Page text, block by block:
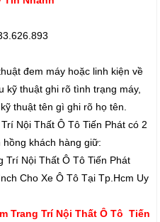
đem máy hoặc linh kiện về
kỹ thuật ghi rõ tình trạng máy,
thuật tên gì ghi rõ họ tên.
Nội Thất Ô Tô Tiến Phát có 2
khách hàng giữ:
Trí Nội Thất Ô Tô Tiến Phát
Cho Xe Ô Tô Tại Tp.Hcm Uy
Trang Trí Nội Thất Ô Tô Tiến